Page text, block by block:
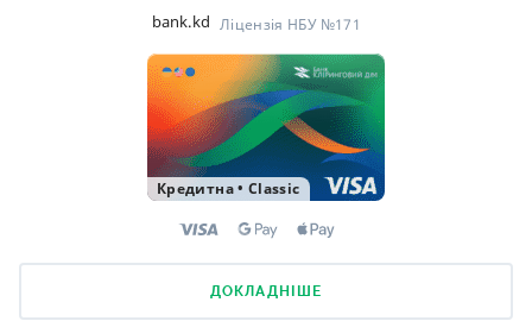
bank.kd Ліцензія НБУ №171
Кредитна• Classic
ДОКЛАДНІШЕ